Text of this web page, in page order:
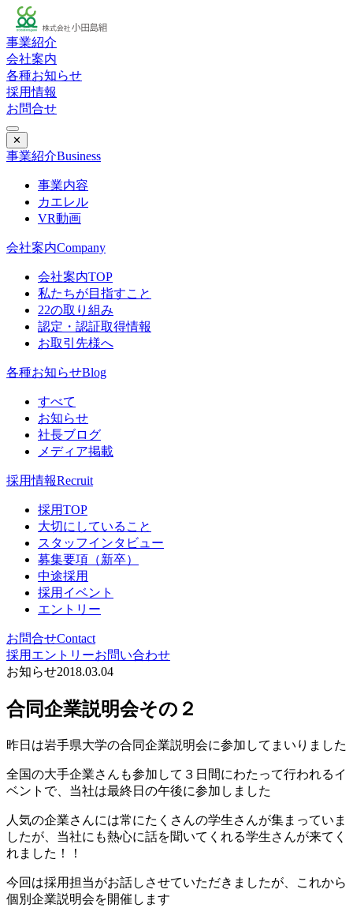
事業紹介
会社案内
各種お知らせ
採用情報
お問合せ
✕
事業紹介Business
事業内容
カエレル
VR動画
会社案内Company
会社案内TOP
私たちが目指すこと
22の取り組み
認定・認証取得情報
お取引先様へ
各種お知らせBlog
すべて
お知らせ
社長ブログ
メディア掲載
採用情報Recruit
採用TOP
大切にしていること
スタッフインタビュー
募集要項（新卒）
中途採用
採用イベント
エントリー
お問合せContact
採用エントリーお問い合わせ
お知らせ2018.03.04
合同企業説明会その２
昨日は岩手県大学の合同企業説明会に参加してまいりました
全国の大手企業さんも参加して３日間にわたって行われるイ
ベントで、当社は最終日の午後に参加しました
人気の企業さんには常にたくさんの学生さんが集まっていま
したが、当社にも熱心に話を聞いてくれる学生さんが来てく
れました！！
今回は採用担当がお話しさせていただきましたが、これから
個別企業説明会を開催します